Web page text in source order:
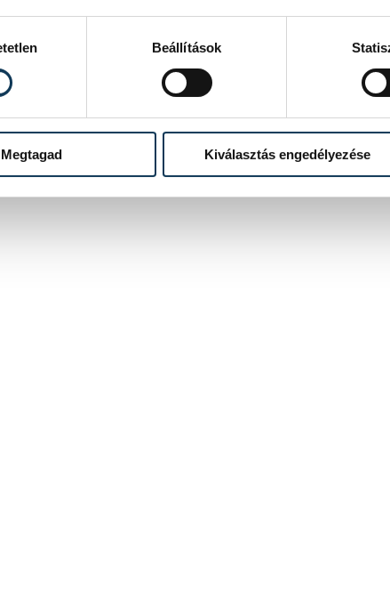
Beállítások
Megtagad Kiválasztás engedélyezése
monarchiában dúló eseményeket. Korabeli
szemezgettünk, miközben megelevenedik
császári sóházról levert osztrák címer képe.
2021. MÁRCIUS 14. 11:25